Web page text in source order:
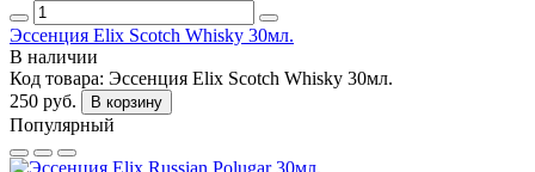
Эссенция Elix Scotch Whisky 30мл.
В наличии
Код товара: Эссенция Elix Scotch Whisky 30мл.
250 руб.
В корзину
Популярный